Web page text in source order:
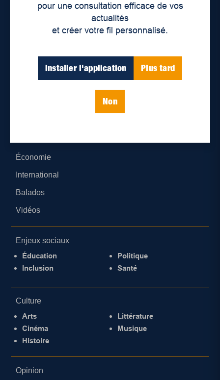
pour une consultation efficace de vos
actualités
et créer votre fil personnalisé.
Installer l'application Plus tard
Non
Lieux de distribution
Économie
International
Balados
Vidéos
Enjeux sociaux
Éducation
Inclusion
Politique
Santé
Culture
Arts
Cinéma
Histoire
Littérature
Musique
Opinion